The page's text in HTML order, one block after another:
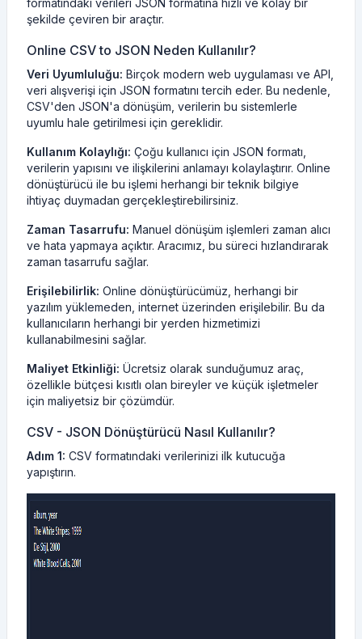
formatındaki verileri JSON formatına hızlı ve kolay bir
şekilde çeviren bir araçtır.
Online CSV to JSON Neden Kullanılır?
Veri Uyumluluğu: Birçok modern web uygulaması ve API,
veri alışverişi için JSON formatını tercih eder. Bu nedenle,
CSV'den JSON'a dönüşüm, verilerin bu sistemlerle
uyumlu hale getirilmesi için gereklidir.
Kullanım Kolaylığı: Çoğu kullanıcı için JSON formatı,
verilerin yapısını ve ilişkilerini anlamayı kolaylaştırır. Online
dönüştürücü ile bu işlemi herhangi bir teknik bilgiye
ihtiyaç duymadan gerçekleştirebilirsiniz.
Zaman Tasarrufu: Manuel dönüşüm işlemleri zaman alıcı
ve hata yapmaya açıktır. Aracımız, bu süreci hızlandırarak
zaman tasarrufu sağlar.
Erişilebilirlik: Online dönüştürücümüz, herhangi bir
yazılım yüklemeden, internet üzerinden erişilebilir. Bu da
kullanıcıların herhangi bir yerden hizmetimizi
kullanabilmesini sağlar.
Maliyet Etkinliği: Ücretsiz olarak sunduğumuz araç,
özellikle bütçesi kısıtlı olan bireyler ve küçük işletmeler
için maliyetsiz bir çözümdür.
CSV - JSON Dönüştürücü Nasıl Kullanılır?
Adım 1: CSV formatındaki verilerinizi ilk kutucuğa
yapıştırın.